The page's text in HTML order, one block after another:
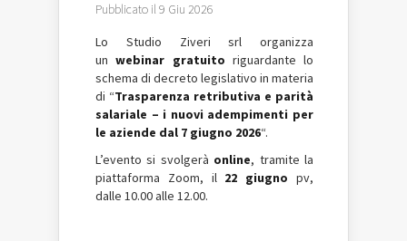
Pubblicato il 9 Giu 2026
Lo Studio Ziveri srl organizza
unwebinar gratuito​ riguardante lo
schema di decreto legislativo in materia
di “Trasparenza retributiva e parità
salariale – i nuovi adempimenti per
le aziende dal 7 giugno 2026“.
L’evento si svolgerà online, tramite la
piattaforma Zoom, il 22 giugnopv,
dalle 10.00 alle 12.00.